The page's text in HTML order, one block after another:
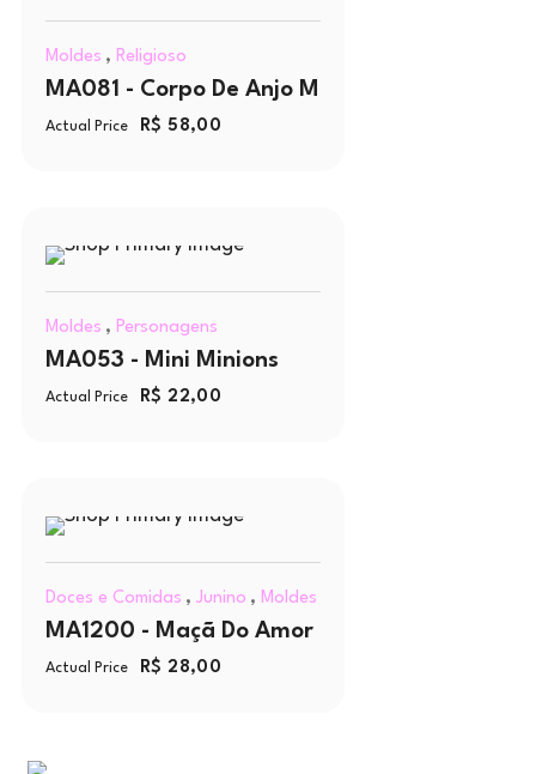
Moldes , Religioso
MA081 - Corpo De Anjo M
Actual Price R$ 58,00
Moldes , Personagens
MA053 - Mini Minions
Actual Price R$ 22,00
Doces e Comidas , Junino , Moldes
MA1200 - Maçã Do Amor
Actual Price R$ 28,00